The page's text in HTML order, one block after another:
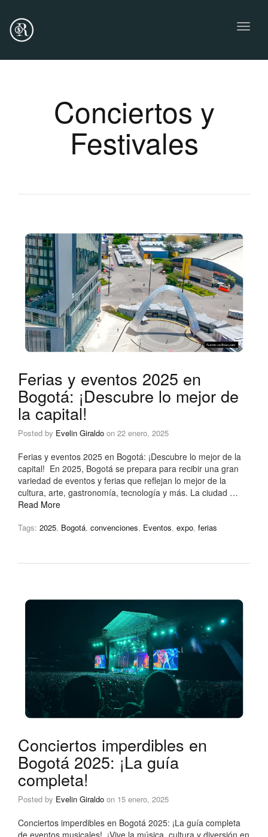
Toggle
Conciertos y
Festivales
Ferias y eventos 2025 en
Bogotá: ¡Descubre lo mejor de
la capital!
Posted by Evelin Giraldo on 22 enero, 2025
Ferias y eventos 2025 en Bogotá: ¡Descubre lo mejor de la
capital! En 2025, Bogotá se prepara para recibir una gran
variedad de eventos y ferias que reflejan lo mejor de la
cultura, arte, gastronomía, tecnología y más. La ciudad …
Read More
Tags: 2025, Bogotá, convenciones, Eventos, expo, ferias
Conciertos imperdibles en
Bogotá 2025: ¡La guía
completa!
Posted by Evelin Giraldo on 15 enero, 2025
Conciertos imperdibles en Bogotá 2025: ¡La guía completa